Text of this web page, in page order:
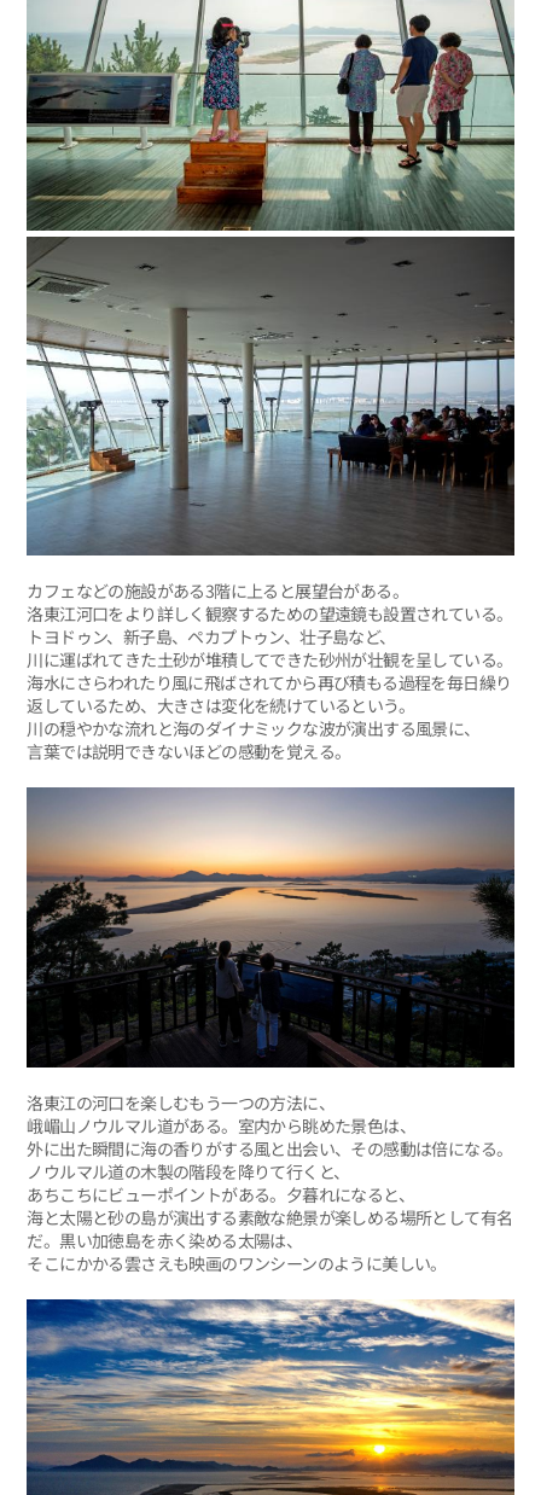
カフェなどの施設がある3階に上ると展望台がある。
洛東江河口をより詳しく観察するための望遠鏡も設置されている。
トヨドゥン、新子島、ペカプトゥン、壮子島など、
川に運ばれてきた土砂が堆積してできた砂州が壮観を呈している。
海水にさらわれたり風に飛ばされてから再び積もる過程を毎日繰り
返しているため、大きさは変化を続けているという。
川の穏やかな流れと海のダイナミックな波が演出する風景に、
言葉では説明できないほどの感動を覚える。
洛東江の河口を楽しむもう一つの方法に、
峨嵋山ノウルマル道がある。室内から眺めた景色は、
外に出た瞬間に海の香りがする風と出会い、その感動は倍になる。
ノウルマル道の木製の階段を降りて行くと、
あちこちにビューポイントがある。夕暮れになると、
海と太陽と砂の島が演出する素敵な絶景が楽しめる場所として有名
だ。黒い加徳島を赤く染める太陽は、
そこにかかる雲さえも映画のワンシーンのように美しい。